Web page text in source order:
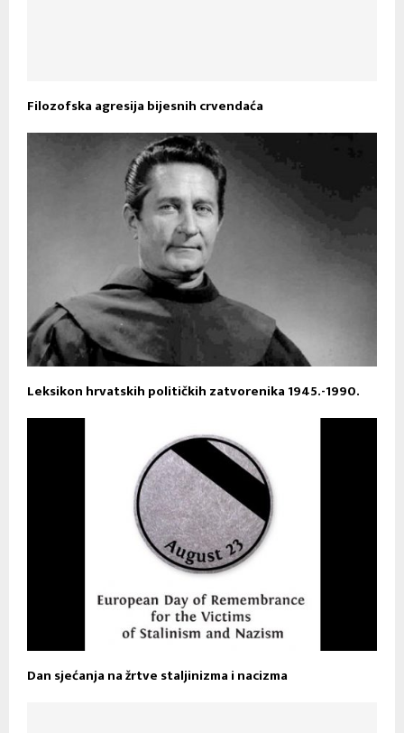
Filozofska agresija bijesnih crvendaća
Leksikon hrvatskih političkih zatvorenika 1945.-1990.
Dan sjećanja na žrtve staljinizma i nacizma